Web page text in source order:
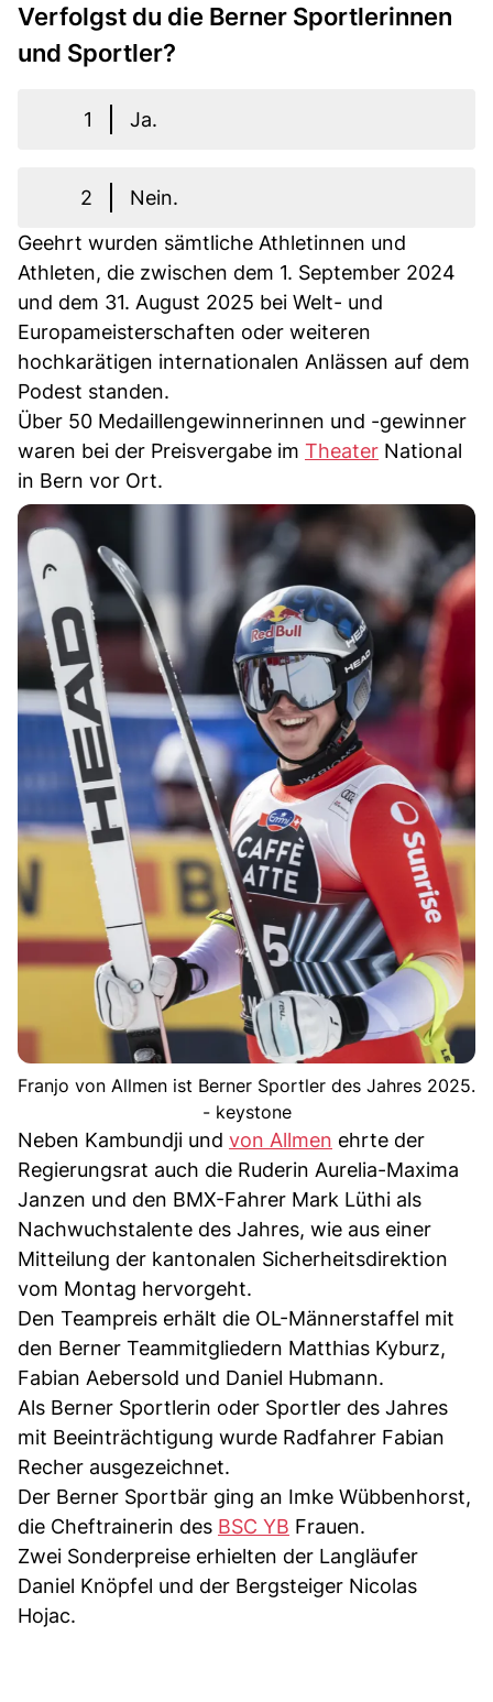
Verfolgst du die Berner Sportlerinnen
und Sportler?
1 Ja.
2
Nein.
Geehrt wurden sämtliche Athletinnen und
Athleten, die zwischen dem 1. September 2024
und dem 31. August 2025 bei Welt- und
Europameisterschaften oder weiteren
hochkarätigen internationalen Anlässen auf dem
Podest standen.
Über 50 Medaillengewinnerinnen und -gewinner
waren bei der Preisvergabe im Theater National
in Bern vor Ort.
Franjo von Allmen ist Berner Sportler des Jahres 2025.
- keystone
Neben Kambundji und von Allmen ehrte der
Regierungsrat auch die Ruderin Aurelia-Maxima
Janzen und den BMX-Fahrer Mark Lüthi als
Nachwuchstalente des Jahres, wie aus einer
Mitteilung der kantonalen Sicherheitsdirektion
vom Montag hervorgeht.
Den Teampreis erhält die OL-Männerstaffel mit
den Berner Teammitgliedern Matthias Kyburz,
Fabian Aebersold und Daniel Hubmann.
Als Berner Sportlerin oder Sportler des Jahres
mit Beeinträchtigung wurde Radfahrer Fabian
Recher ausgezeichnet.
Der Berner Sportbär ging an Imke Wübbenhorst,
die Cheftrainerin des BSC YB Frauen.
Zwei Sonderpreise erhielten der Langläufer
Daniel Knöpfel und der Bergsteiger Nicolas
Hojac.